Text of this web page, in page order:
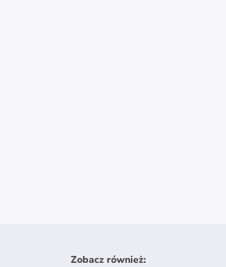
Zobacz również: